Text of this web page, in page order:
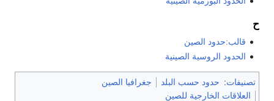
ح
قالب:حدود الصين
الحدود الروسية الصينية
تصنيفات: حدود حسب البلد
جغرافيا الصين
العلاقات الخارجية للصين